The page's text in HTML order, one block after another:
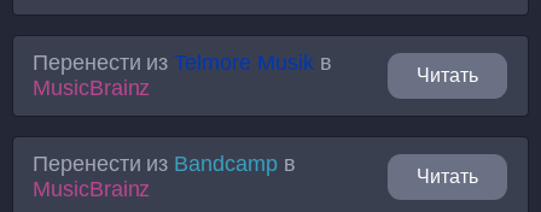
Перенести изTelmore Musikв
MusicBrainz
Читать
Перенести из Bandcampв
MusicBrainz
Читать